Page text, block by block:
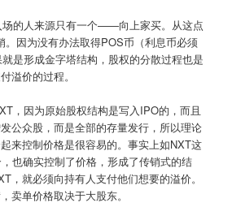
场的人来源只有一个——向上家买。从这点
。因为没有办法取得POS币（利息币必须
是形成金字塔结构，股权的分散过程也是
溢价的过程。
，因为原始股权结构是写入IPO的，而且
公众股，而是全部的存量发行，所以理论
来控制价格是很容易的。事实上如NXT这
也确实控制了价格，形成了传销式的结
，就必须向持有人支付他们想要的溢价。
卖单价格取决于大股东。